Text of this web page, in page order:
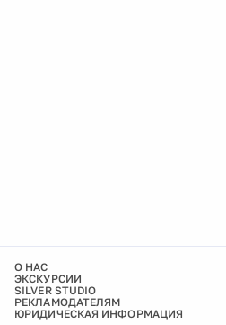
О НАС
ЭКСКУРСИИ
SILVER STUDIO
РЕКЛАМОДАТЕЛЯМ
ЮРИДИЧЕСКАЯ ИНФОРМАЦИЯ